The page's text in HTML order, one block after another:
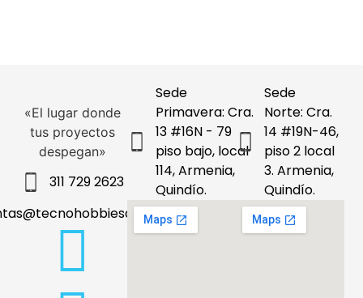
«El lugar donde
tus proyectos
despegan»
311 729 2623
Sede
Primavera: Cra.
13 #16N - 79
piso bajo, local
114, Armenia,
Quindío.
Sede
Norte: Cra.
14 #19N-46,
piso 2 local
3. Armenia,
Quindío.